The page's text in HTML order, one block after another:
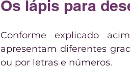
Os lápis para
Conforme explicado
apresentam diferentes
ou por letras e números.